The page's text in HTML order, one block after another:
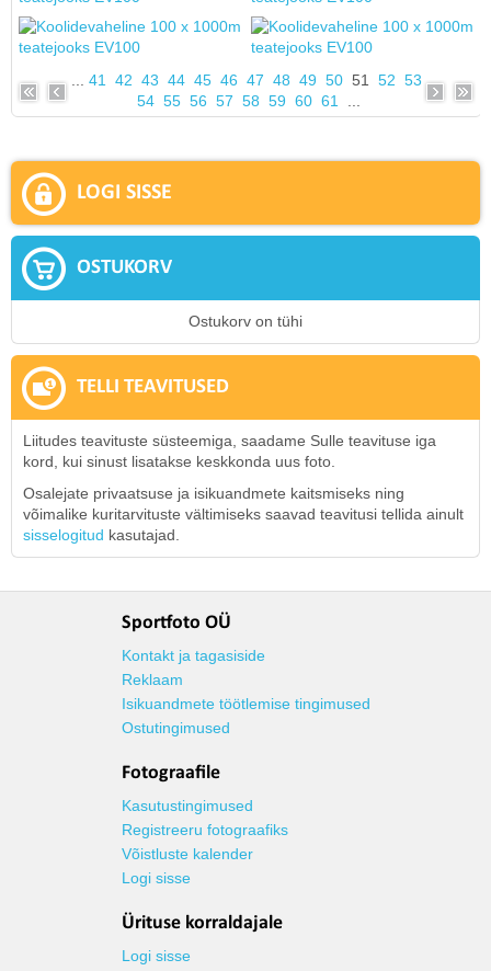
41 42 43 44 45 46 47 48 49 50 51 52 53
54 55 56 57 58 59 60 61
LOGI SISSE
OSTUKORV
Ostukorv on tühi
TELLI TEAVITUSED
Liitudes teavituste süsteemiga, saadame Sulle teavituse iga
kord, kui sinust lisatakse keskkonda uus foto.
Osalejate privaatsuse ja isikuandmete kaitsmiseks ning
võimalike kuritarvituste vältimiseks saavad teavitusi tellida ainult
sisselogitud kasutajad.
Sportfoto OÜ
Kontakt ja tagasiside
Reklaam
Isikuandmete töötlemise tingimused
Ostutingimused
Fotograafile
Kasutustingimused
Registreeru fotograafiks
Võistluste kalender
Logi sisse
Ürituse korraldajale
Logi sisse